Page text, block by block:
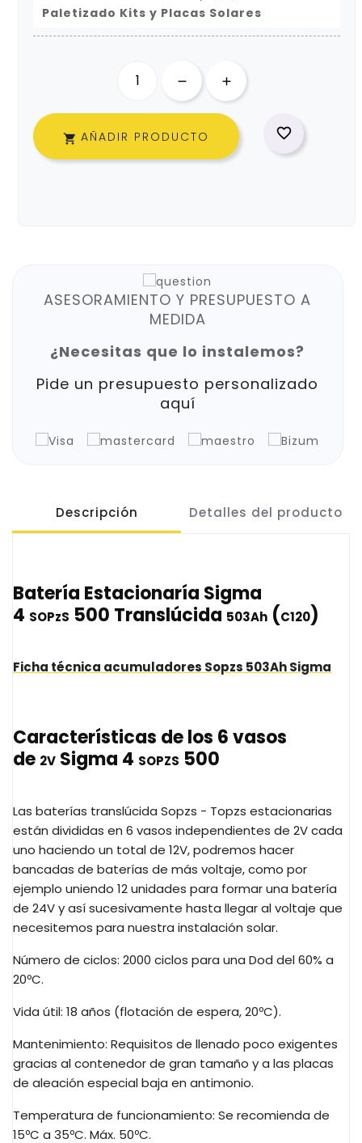
Paletizado Kits y Placas Solares
 AÑADIR PRODUCTO 
ASESORAMIENTO Y PRESUPUESTO A
MEDIDA
¿Necesitas que lo instalemos?
Pide un presupuesto personalizado
aquí
Descripción Detalles del producto
Batería Estacionaría Sigma
4 SOPzS 500 Translúcida 503Ah (C120)
Ficha técnica acumuladores Sopzs 503AhSigma
Características de los 6 vasos
de 2V Sigma 4 SOPZS 500
Las baterías translúcida Sopzs - Topzs estacionarias
están divididas en 6 vasos independientes de 2Vcada
uno haciendo un total de 12V, podremos hacer
bancadas de baterías de más voltaje, como por
ejemplo uniendo 12 unidades para formar una batería
de 24Vy así sucesivamente hasta llegar al voltaje que
necesitemos para nuestra instalación solar.
Número de ciclos: 2000 ciclos para una Dod del 60% a
20ºC.
Vida útil: 18 años (flotación de espera, 20ºC).
Mantenimiento: Requisitos de llenado poco exigentes
gracias al contenedor de gran tamaño y a las placas
de aleación especial baja en antimonio.
Temperatura de funcionamiento: Se recomienda de
15ºC a 35ºC. Máx. 50ºC.